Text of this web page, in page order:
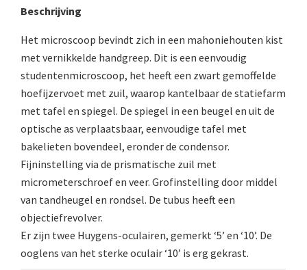
Zeiss, modern microscoop (1980-2010)
Documentatie
Bleeker
Busch
Leitz
LOMO/ Zenith
OIP Gand
Beschrijving
Het microscoop bevindt zich in een mahoniehouten kist
met vernikkelde handgreep. Dit is een eenvoudig
studentenmicroscoop, het heeft een zwart gemoffelde
hoefijzervoet met zuil, waarop kantelbaar de statiefarm
met tafel en spiegel. De spiegel in een beugel en uit de
optische as verplaatsbaar, eenvoudige tafel met
bakelieten bovendeel, eronder de condensor.
Fijninstelling via de prismatische zuil met
micrometerschroef en veer. Grofinstelling door middel
van tandheugel en rondsel. De tubus heeft een
objectiefrevolver.
Er zijn twee Huygens-oculairen, gemerkt ‘5’ en ‘10’. De
ooglens van het sterke oculair ‘10’ is erg gekrast.